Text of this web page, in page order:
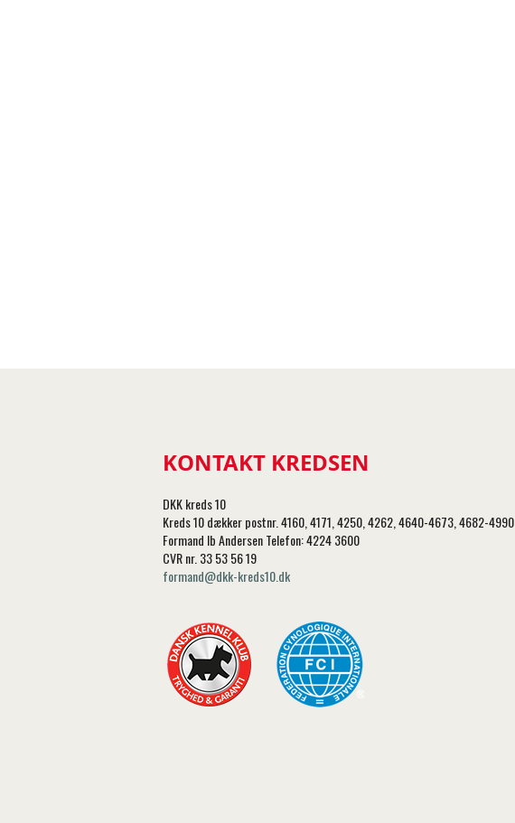
KONTAKT KREDSEN
DKK kreds 10
Kreds 10 dækker postnr. 4160, 4171, 4250, 4262, 4640-4673, 4682-4990
Formand Ib Andersen Telefon: 4224 3600
CVR nr. 33 53 56 19
formand@dkk-kreds10.dk